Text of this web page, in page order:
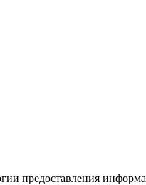
предоставления